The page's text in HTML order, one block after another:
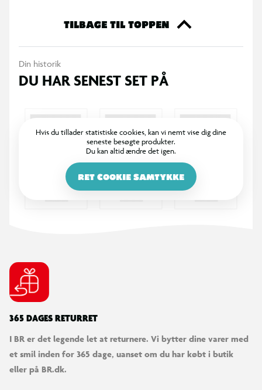
TILBAGE TIL TOPPEN
Din historik
DU HAR SENEST SET PÅ
Hvis du tillader statistiske cookies, kan vi nemt vise dig dine
seneste besøgte produkter.
Du kan altid ændre det igen.
RET COOKIE SAMTYKKE
365 DAGES RETURRET
I BR er det legende let at returnere. Vi bytter dine varer med
et smil inden for 365 dage, uanset om du har købt i butik
eller på BR.dk.